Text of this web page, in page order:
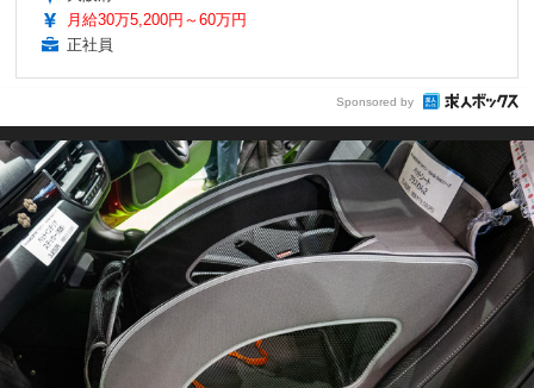
月給30万5,200円～60万円
正社員
Sponsored by